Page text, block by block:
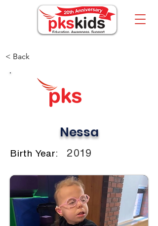
< Back
Nessa
Birth Year: 2019